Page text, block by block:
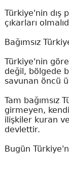
Türkiye'nin dış
çıkarları
Bağımsız
Türkiye'nin
değil, bölgede
savunan öncü
Tam bağımsız
girmeyen,
ilişkiler kuran
devlettir.
Bugün